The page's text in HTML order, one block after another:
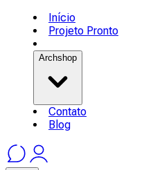
Início
Projeto Pronto
Archshop
Contato
Blog